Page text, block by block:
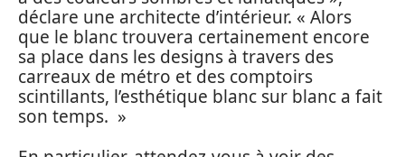
déclare une architecte d’intérieur. « Alors
que le blanc trouvera certainement encore
sa place dans les designs à travers des
carreaux de métro et des comptoirs
scintillants, l’esthétique blanc sur blanc a fait
son temps. »